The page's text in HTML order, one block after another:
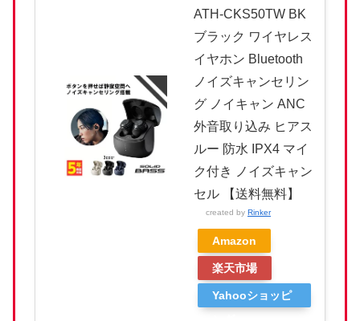
ATH-CKS50TW BK
ブラック ワイヤレス
イヤホン Bluetooth
ノイズキャンセリン
グ ノイキャン ANC
外音取り込み ヒアス
ルー 防水 IPX4 マイ
ク付き ノイズキャン
セル 【送料無料】
created by Rinker
Amazon
楽天市場
Yahooショッピ